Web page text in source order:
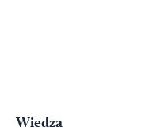
Wiedza